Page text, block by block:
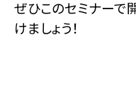
ぜひこのセミナー
けましょう！